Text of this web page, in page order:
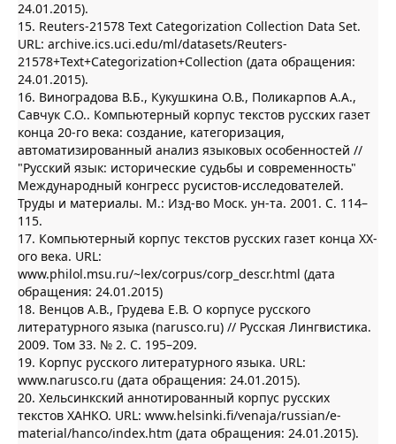
24.01.2015).
15. Reuters-21578 Text Categorization Collection Data Set.
URL: archive.ics.uci.edu/ml/datasets/Reuters-
21578+Text+Categorization+Collection (дата обращения:
24.01.2015).
16. Виноградова В.Б., Кукушкина О.В., Поликарпов А.А.,
Савчук С.О.. Компьютерный корпус текстов русских газет
конца 20-го века: создание, категоризация,
автоматизированный анализ языковых особенностей //
"Русский язык: исторические судьбы и современность"
Международный конгресс русистов-исследователей.
Труды и материалы. М.: Изд-во Моск. ун-та. 2001. С. 114–
115.
17. Компьютерный корпус текстов русских газет конца XX-
ого века. URL:
www.philol.msu.ru/~lex/corpus/corp_descr.html (дата
обращения: 24.01.2015)
18. Венцов А.В., Грудева Е.В. О корпусе русского
литературного языка (narusco.ru) // Русская Лингвистика.
2009. Том 33. № 2. С. 195–209.
19. Корпус русского литературного языка. URL:
www.narusco.ru (дата обращения: 24.01.2015).
20. Хельсинкский аннотированный корпус русских
текстов ХАНКО. URL: www.helsinki.fi/venaja/russian/e-
material/hanco/index.htm (дата обращения: 24.01.2015).